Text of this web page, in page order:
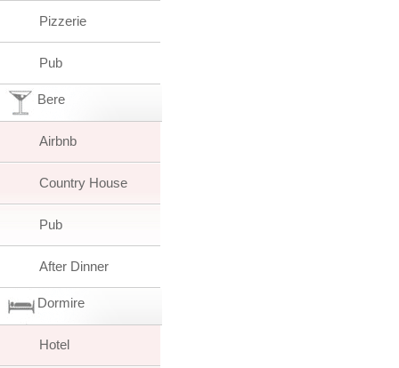
Pizzerie
Pub
Bere
Airbnb
Country House
Pub
After Dinner
Dormire
Hotel